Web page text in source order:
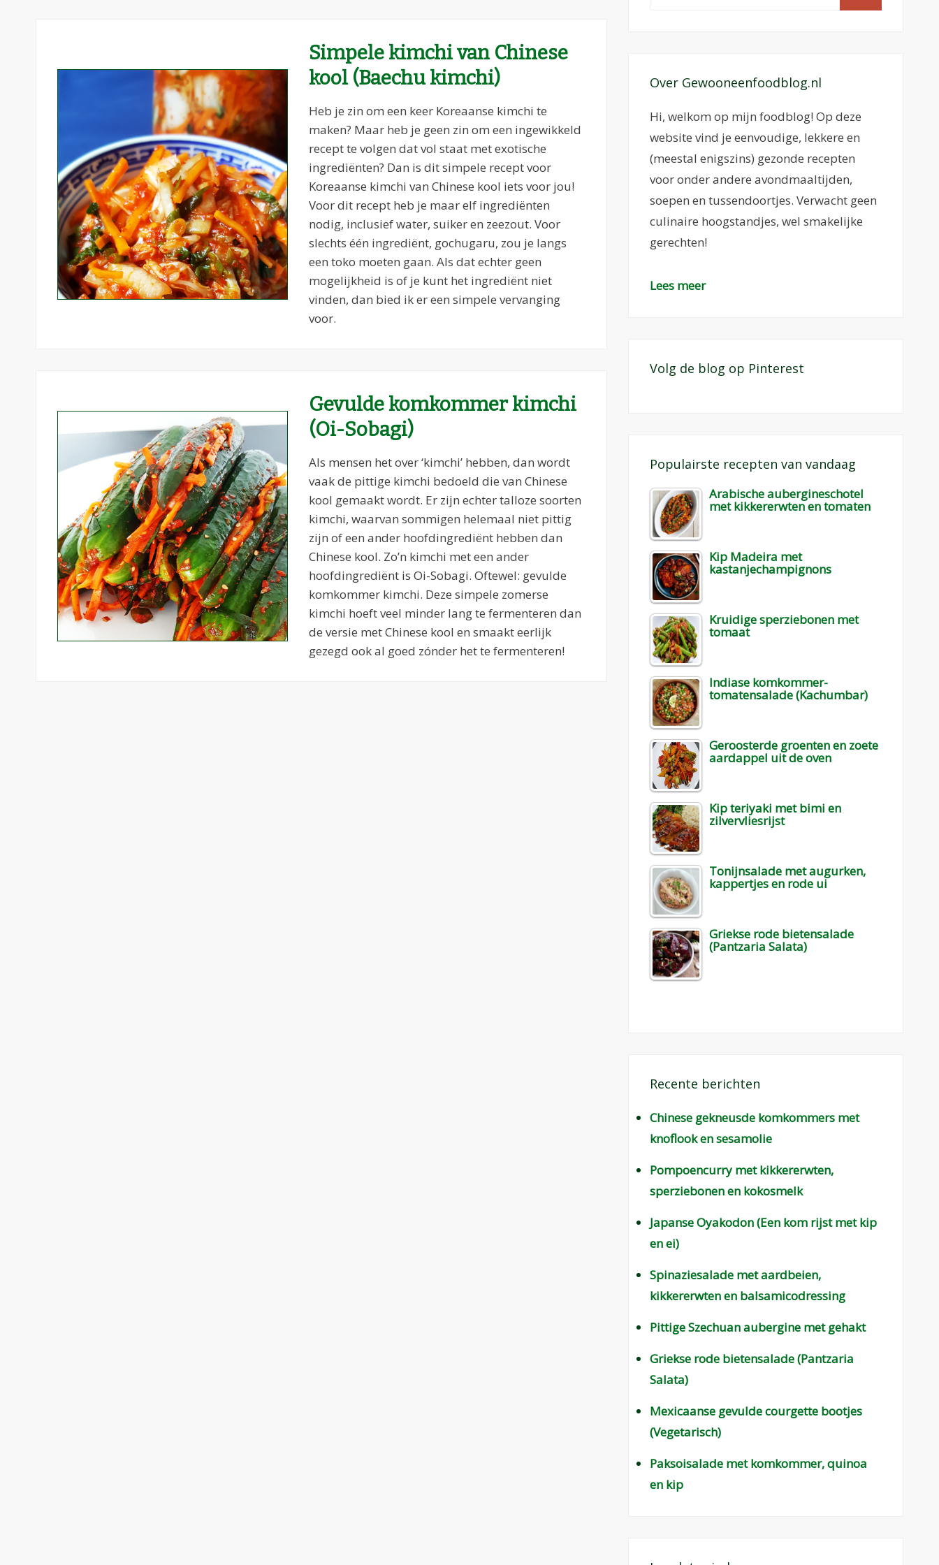
Simpele kimchi van Chinese
kool (Baechu kimchi)
Heb je zin om een keer Koreaanse kimchi te
maken? Maar heb je geen zin om een ingewikkeld
recept te volgen dat vol staat met exotische
ingrediënten? Dan is dit simpele recept voor
Koreaanse kimchi van Chinese kool iets voor jou!
Voor dit recept heb je maar elf ingrediënten
nodig, inclusief water, suiker en zeezout. Voor
slechts één ingrediënt, gochugaru, zou je langs
een toko moeten gaan. Als dat echter geen
mogelijkheid is of je kunt het ingrediënt niet
vinden, dan bied ik er een simpele vervanging
voor.
Gevulde komkommer kimchi
(Oi-Sobagi)
Als mensen het over ‘kimchi’ hebben, dan wordt
vaak de pittige kimchi bedoeld die van Chinese
kool gemaakt wordt. Er zijn echter talloze soorten
kimchi, waarvan sommigen helemaal niet pittig
zijn of een ander hoofdingrediënt hebben dan
Chinese kool. Zo’n kimchi met een ander
hoofdingrediënt is Oi-Sobagi. Oftewel: gevulde
komkommer kimchi. Deze simpele zomerse
kimchi hoeft veel minder lang te fermenteren dan
de versie met Chinese kool en smaakt eerlijk
gezegd ook al goed zónder het te fermenteren!
Over Gewooneenfoodblog.nl
Hi, welkom op mijn foodblog! Op deze
website vind je eenvoudige, lekkere en
(meestal enigszins) gezonde recepten
voor onder andere avondmaaltijden,
soepen en tussendoortjes. Verwacht geen
culinaire hoogstandjes, wel smakelijke
gerechten!
Lees meer
Volg de blog op Pinterest
Populairste recepten van vandaag
Arabische aubergineschotel
met kikkererwten en tomaten
Kip Madeira met
kastanjechampignons
Kruidige sperziebonen met
tomaat
Indiase komkommer-
tomatensalade (Kachumbar)
Geroosterde groenten en zoete
aardappel uit de oven
Kip teriyaki met bimi en
zilvervliesrijst
Tonijnsalade met augurken,
kappertjes en rode ui
Griekse rode bietensalade
(Pantzaria Salata)
Recente berichten
Chinese gekneusde komkommers met
knoflook en sesamolie
Pompoencurry met kikkererwten,
sperziebonen en kokosmelk
Japanse Oyakodon (Een kom rijst met kip
en ei)
Spinaziesalade met aardbeien,
kikkererwten en balsamicodressing
Pittige Szechuan aubergine met gehakt
Griekse rode bietensalade (Pantzaria
Salata)
Mexicaanse gevulde courgette bootjes
(Vegetarisch)
Paksoisalade met komkommer, quinoa
en kip